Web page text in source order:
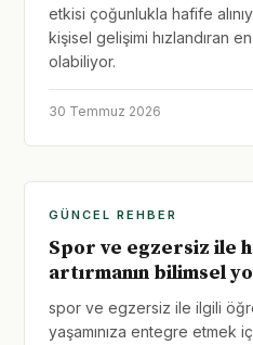
etkisi çoğunlukla hafife
kişisel gelişimi hızlandıran
olabiliyor.
30 Temmuz 2026
GÜNCEL REHBER
Spor ve egzersiz ile
artırmanın bilimsel
spor ve egzersiz ile ilgili
yaşamınıza entegre etmek